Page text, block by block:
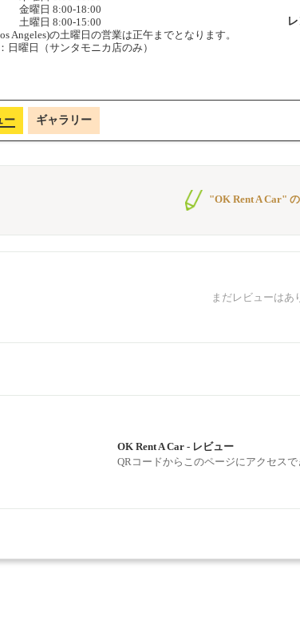
金曜日 8:00-18:00
土曜日 8:00-15:00
Angeles)の土曜日の営業は正午までとなります。
日曜日（サンタモニカ店のみ）
ー ギャラリー
"OK Rent A Car"
まだレビューはあ
OK Rent A Car - レビュー
QRコードからこのページにアクセスで